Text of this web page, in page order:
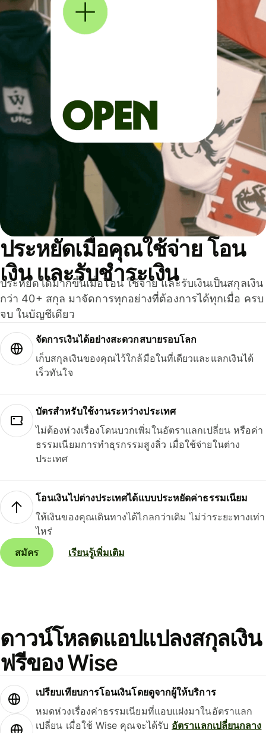
ประหยัดเมื่อคุณใช้จ่าย โอน
เงิน และรับชำระเงิน
ประหยัดได้มากขึ้นเมื่อโอน ใช้จ่าย และรับเงินเป็นสกุลเงิน
กว่า 40+ สกุล มาจัดการทุกอย่างที่ต้องการได้ทุกเมื่อ ครบ
จบ ในบัญชีเดียว
จัดการเงินได้อย่างสะดวกสบายรอบโลก
เก็บสกุลเงินของคุณไว้ใกล้มือในที่เดียวและแลกเงินได้
เร็วทันใจ
บัตรสำหรับใช้งานระหว่างประเทศ
ไม่ต้องห่วงเรื่องโดนบวกเพิ่มในอัตราแลกเปลี่ยน หรือค่า
ธรรมเนียมการทำธุรกรรมสูงลิ่ว เมื่อใช้จ่ายในต่าง
ประเทศ
โอนเงินไปต่างประเทศได้แบบประหยัดค่าธรรมเนียม
ให้เงินของคุณเดินทางได้ไกลกว่าเดิม ไม่ว่าระยะทางเท่า
ไหร่
สมัคร
เรียนรู้เพิ่มเติม
ดาวน์โหลดแอปแปลงสกุลเงิน
ฟรีของ Wise
เปรียบเทียบการโอนเงินโดยดูจากผู้ให้บริการ
หมดห่วงเรื่องค่าธรรมเนียมที่แอบแฝงมาในอัตราแลก
เปลี่ยน เมื่อใช้ Wise คุณจะได้รับ อัตราแลกเปลี่ยนกลาง